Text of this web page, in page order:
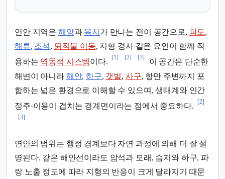
연안 지역은 해양과 육지 가 만나는 전이 공간으로, 파도,
해류, 조석, 퇴적물 이동, 지형 경사 같은 요인이 함께 작
용하는 역동적 시스템이다.
[1] [2] [3]
이 공간은 단순한
해변이 아니라 해안,하구, 갯벌, 사구, 항만 주변까지 포
함하는 넓은 환경으로 이해할 수 있으며, 생태계와 인간
정주·이용이 겹치는 경계면이라는 점에서 중요하다.
[2]
[3]
연안의 범위는 행정 경계보다 자연 과정에 의해 더 잘 설
명된다. 같은 해안선이라도 암석과 모래, 습지와 하구, 파
랑 노출 정도에 따라 지형의 반응이 크게 달라지기 때문